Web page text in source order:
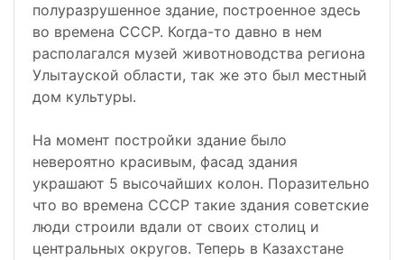
полуразрушенное здание, построенное здесь
во времена СССР. Когда-то давно в нем
располагался музей животноводства региона
Улытауской области, так же это был местный
дом культуры.
На момент постройки здание было
невероятно красивым, фасад здания
украшают 5 высочайших колон. Поразительно
что во времена СССР такие здания советские
люди строили вдали от своих столиц и
центральных округов. Теперь в Казахстане